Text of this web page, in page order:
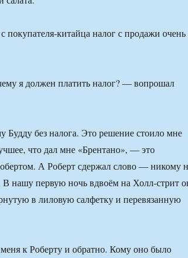
покупателя-китайца налог с продажи очень
я должен платить налог? ― вопрошал
Будду без налога. Это решение стоило мне
что дал мне «Брентано», ― это
А Роберт сдержал слово ― никому
В нашу первую ночь вдвоём на Холл-стрит
в лиловую салфетку и перевязанную
к Роберту и обратно. Кому оно было